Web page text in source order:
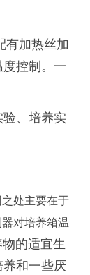
有加热丝加
控制。一
、培养实
处主要在于
对培养箱温
的适宜生
和一些厌